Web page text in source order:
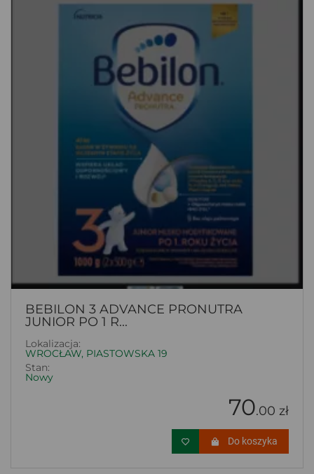
BEBILON 3 ADVANCE PRONUTRA
JUNIOR PO 1 R...
Lokalizacja:
WROCŁAW, PIASTOWSKA 19
Stan:
Nowy
70.00 zł
Do koszyka